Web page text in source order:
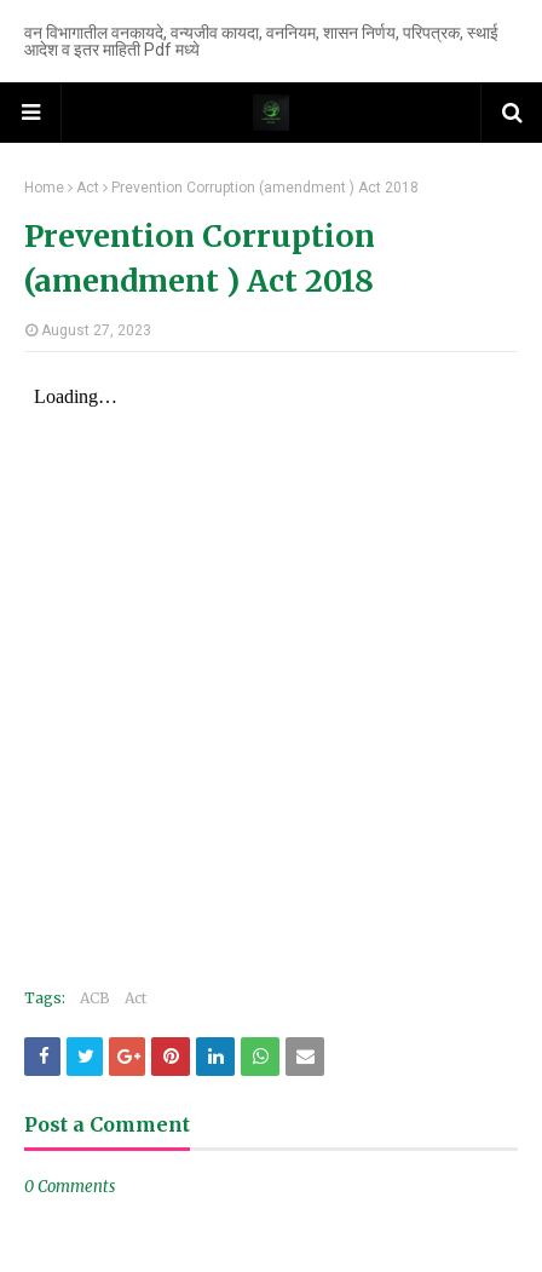
वन विभागातील वनकायदे, वन्यजीव कायदा, वननियम, शासन निर्णय, परिपत्रक, स्थाई
आदेश व इतर माहिती Pdf मध्ये
Home Act Prevention Corruption (amendment ) Act 2018
Prevention Corruption
(amendment ) Act 2018
August 27, 2023
Tags: ACB Act
Post a Comment
0 Comments